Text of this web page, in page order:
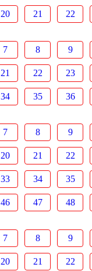
20 21 22
7 8 9
21 22 23
34 35 36
7 8 9
20 21 22
33 34 35
46 47 48
7 8 9
20 21 22